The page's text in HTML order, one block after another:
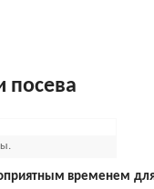
посева
временем